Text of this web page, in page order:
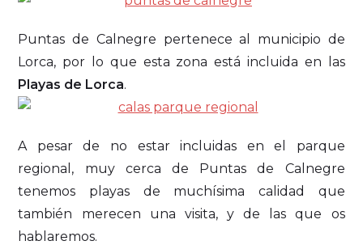
Puntas de Calnegre pertenece al municipio de
Lorca, por lo que esta zona está incluida en las
Playas de Lorca.
A pesar de no estar incluidas en el parque
regional, muy cerca de Puntas de Calnegre
tenemos playas de muchísima calidad que
también merecen una visita, y de las que os
hablaremos.